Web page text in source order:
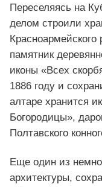
Переселяясь на
делом строили
памятник
иконы «Всех
1886 году и
алтаре хранится
Богородицы»,
Полтавского
Еще один из
архитектуры,